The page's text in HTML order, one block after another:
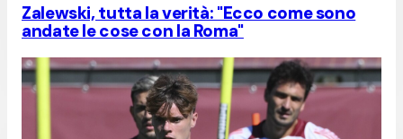
Zalewski, tutta la verità: "Ecco come sono
andate le cose con la Roma"